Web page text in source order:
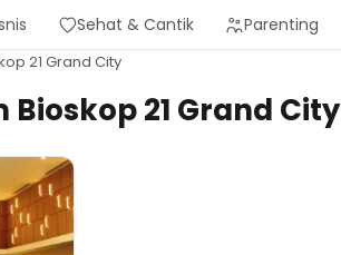
Sehat & Cantik Parenting
21 Grand City
Bioskop 21 Grand City